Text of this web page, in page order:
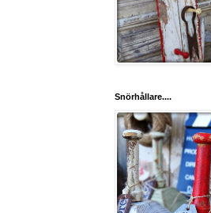
Snörhållare....